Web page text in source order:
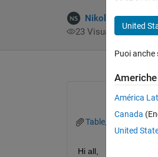
Nikolas
23 Visualizzazioni
Hi all,
United
Puoi anche
Americhe
América
Canada
United